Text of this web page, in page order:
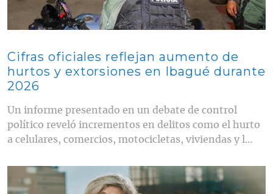
Cifras oficiales reflejan aumento de
hurtos y extorsiones en Ibagué durante
2026
Un informe presentado en un debate de control
político reveló incrementos en delitos como el hurto
a celulares, comercios, motocicletas, viviendas y l...
Contenido multimedia principal